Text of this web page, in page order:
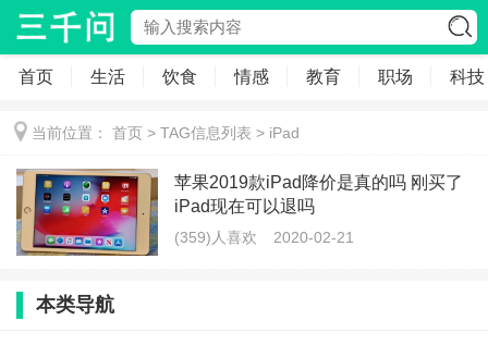
首页 生活 饮食 情感 教育 职场 科技
当前位置： 首页 > TAG信息列表 > iPad
苹果2019款iPad降价是真的吗 刚买了
iPad现在可以退吗
(359)人喜欢 2020-02-21
本类导航